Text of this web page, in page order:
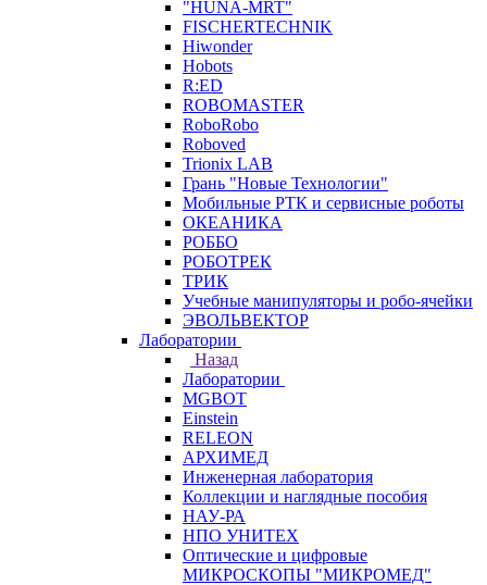
"HUNA-MRT"
FISCHERTECHNIK
Hiwonder
Hobots
R:ED
ROBOMASTER
RoboRobo
Roboved
Trionix LAB
Грань "Новые Технологии"
Мобильные РТК и сервисные роботы
ОКЕАНИКА
РОББО
РОБОТРЕК
ТРИК
Учебные манипуляторы и робо-ячейки
ЭВОЛЬВЕКТОР
Лаборатории
Назад
Лаборатории
MGBOT
Einstein
RELEON
АРХИМЕД
Инженерная лаборатория
Коллекции и наглядные пособия
НАУ-РА
НПО УНИТЕХ
Оптические и цифровые
МИКРОСКОПЫ "МИКРОМЕД"